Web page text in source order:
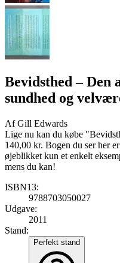
Bevidsthed– Den
sundhed og
AfGill Edwards
Lige nu kan du købe
140,00 kr. Bogen du ser her
øjeblikket kun et enkelt
mens du kan!
ISBN13:
9788703050027
Udgave:
2011
Stand:
Perfekt stand